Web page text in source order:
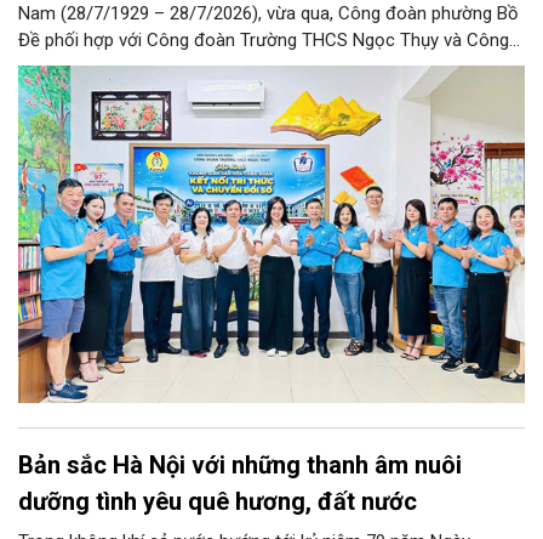
Nam (28/7/1929 – 28/7/2026), vừa qua, Công đoàn phường Bồ
Đề phối hợp với Công đoàn Trường THCS Ngọc Thụy và Công
đoàn Trường Tiểu học Ái Mộ B tổ chức Lễ ra mắt Mô hình
“Không gian văn hóa công đoàn”.
Bản sắc Hà Nội với những thanh âm nuôi
dưỡng tình yêu quê hương, đất nước